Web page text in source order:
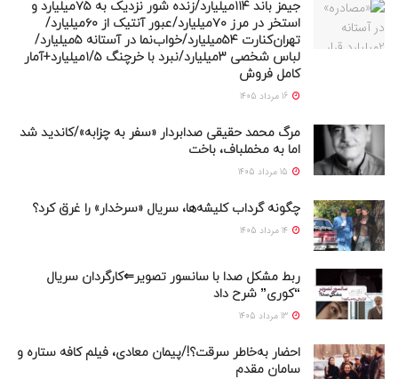
جیمز باند ۱۱۴میلیارد/زنده شور نزدیک به ۷۵میلیارد و
استخر در مرز ۷۰میلیارد/عبور آنتیک از ۶۰میلیارد/
تهران‌کنارت ۵۴میلیارد/خواب‌نما در آستانه ۵میلیارد/
لباس شخصی ۳میلیارد/نبرد با خرچنگ ۱/۵میلیارد+آمار
کامل فروش
مرگ محمد حقیقی صدابردار «سفر به چزابه»/کاندید شد
اما به مخملباف، باخت
چگونه گرداب کلیشه‌ها، سریال «سرخدار» را غرق کرد؟
ربط مشکل صدا با سانسور تصویر⇐کارگردان سریال
“کوری” شرح داد
احضار به‌خاطر سرقت؟!/پیمان معادی، فیلم کافه ستاره و
سامان مقدم